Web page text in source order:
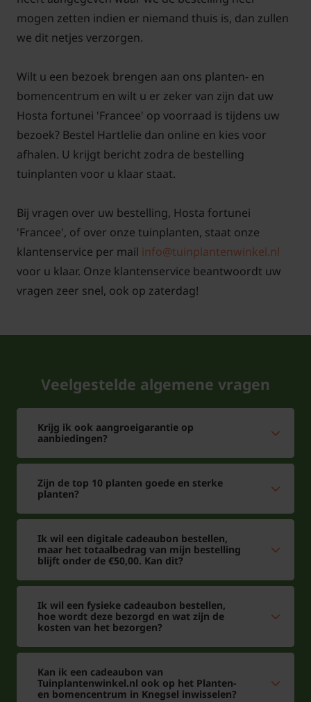
mogen zetten indien er niemand thuis is, dan zullen
we dit netjes verzorgen.
Wilt u een bezoek brengen aan ons planten- en
bomencentrum en wilt u er zeker van zijn dat uw
Hosta fortunei 'Francee' op voorraad is tijdens uw
bezoek? Bestel Hartlelie dan online en kies voor
afhalen. U krijgt bericht zodra de bestelling
tuinplanten voor u klaar staat.
Bij vragen over uw bestelling, Hosta fortunei
'Francee', of over onze tuinplanten, staat onze
klantenservice per mail info@tuinplantenwinkel.nl
voor u klaar. Onze klantenservice beantwoordt uw
vragen zeer snel, ook op zaterdag!
Veelgestelde algemene vragen
Krijg ik ook aangroeigarantie op
aanbiedingen?
Zijn de top 10 planten goede en sterke
planten?
Ik wil een digitale cadeaubon bestellen,
maar het totaalbedrag van mijn bestelling
blijft onder de €50,00. Kan dit?
Ik wil een fysieke cadeaubon bestellen,
hoe wordt deze bezorgd en wat zijn de
kosten van het bezorgen?
Kan ik een cadeaubon van
Tuinplantenwinkel.nl ook op het Planten-
en bomencentrum in Knegsel inwisselen?